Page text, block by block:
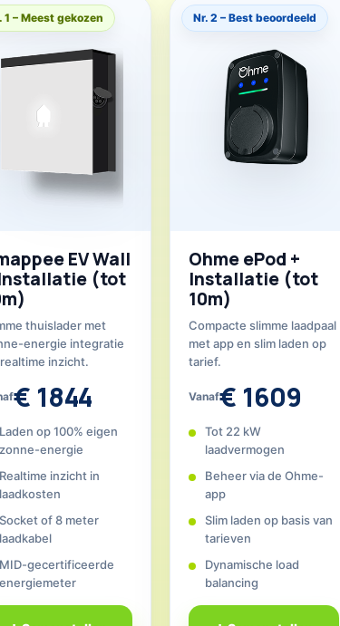
1 – Meest gekozen
EV Wall
(tot
thuislader met
energie integratie
inzicht.
€ 1844
op 100% eigen
energie
inzicht in
of 8 meter
gecertificeerde
Nr. 2 – Best beoordeeld
Ohme ePod +
Installatie (tot
10m)
Compacte slimme laadpaal
met app en slim laden op
tarief.
Vanaf€ 1609
Tot 22 kW
laadvermogen
Beheer via de Ohme-
app
Slim laden op basis van
tarieven
Dynamische load
balancing